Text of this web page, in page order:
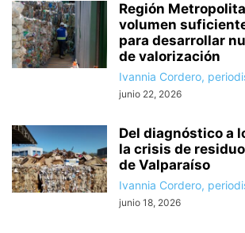
Región
volumen
para desarrollar
de valorización
Ivannia Cordero,
junio 22, 2026
Del diagnóstico a
la crisis de
de Valparaíso
Ivannia Cordero,
junio 18, 2026